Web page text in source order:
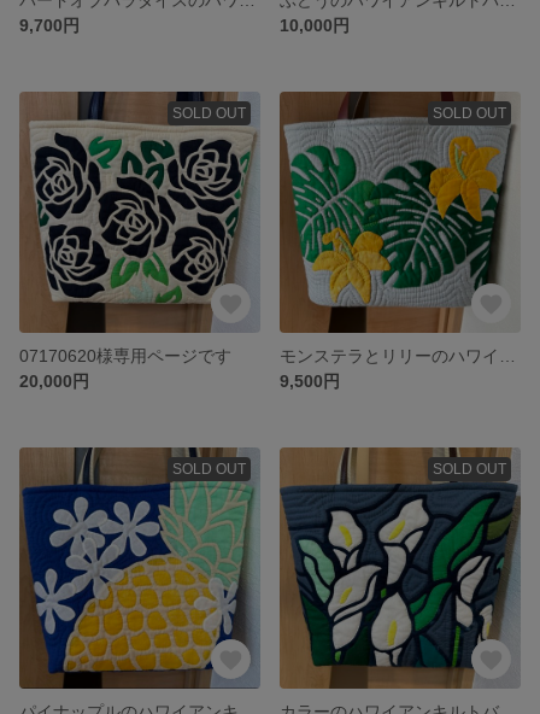
9,700円
10,000円
SOLD OUT
07170620様専用ページです
20,000円
SOLD OUT
9,500円
SOLD OUT SOLD OUT